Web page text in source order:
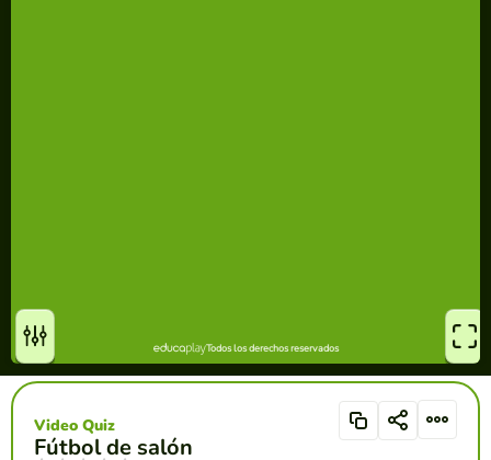
Fútbol de salón
Video Quiz